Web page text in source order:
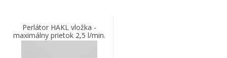
Perlátor HAKL vložka -
maximálny prietok 2,5 l/min.
(samostatná)